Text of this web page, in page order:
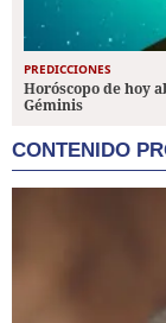
PREDICCIONES
Horóscopo de hoy
Géminis
CONTENIDO